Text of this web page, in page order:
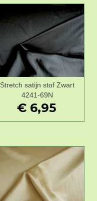
Stretch satijn stof Zwart
4241-69N
€ 6,95